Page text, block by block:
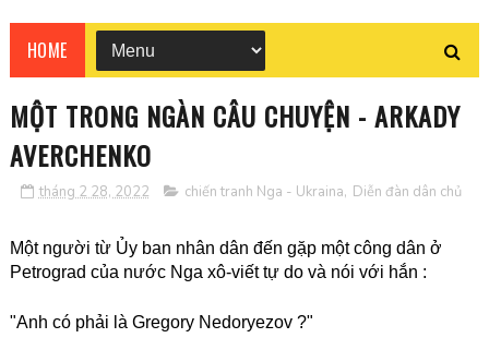
HOME
MỘT TRONG NGÀN CÂU CHUYỆN - ARKADY
AVERCHENKO
tháng 2 28, 2022 chiến tranh Nga - Ukraina, Diễn đàn dân chủ
Một người từ Ủy ban nhân dân đến gặp một công dân ở
Petrograd của nước Nga xô-viết tự do và nói với hắn :
"Anh có phải là Gregory Nedoryezov ?"